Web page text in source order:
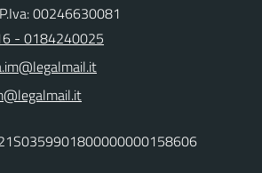
00246630081
- 0184240025